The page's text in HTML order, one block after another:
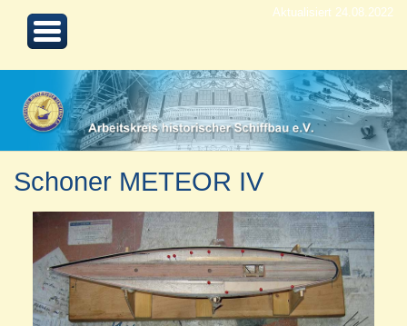
Aktualisiert 24.08.2022
Schoner METEOR IV